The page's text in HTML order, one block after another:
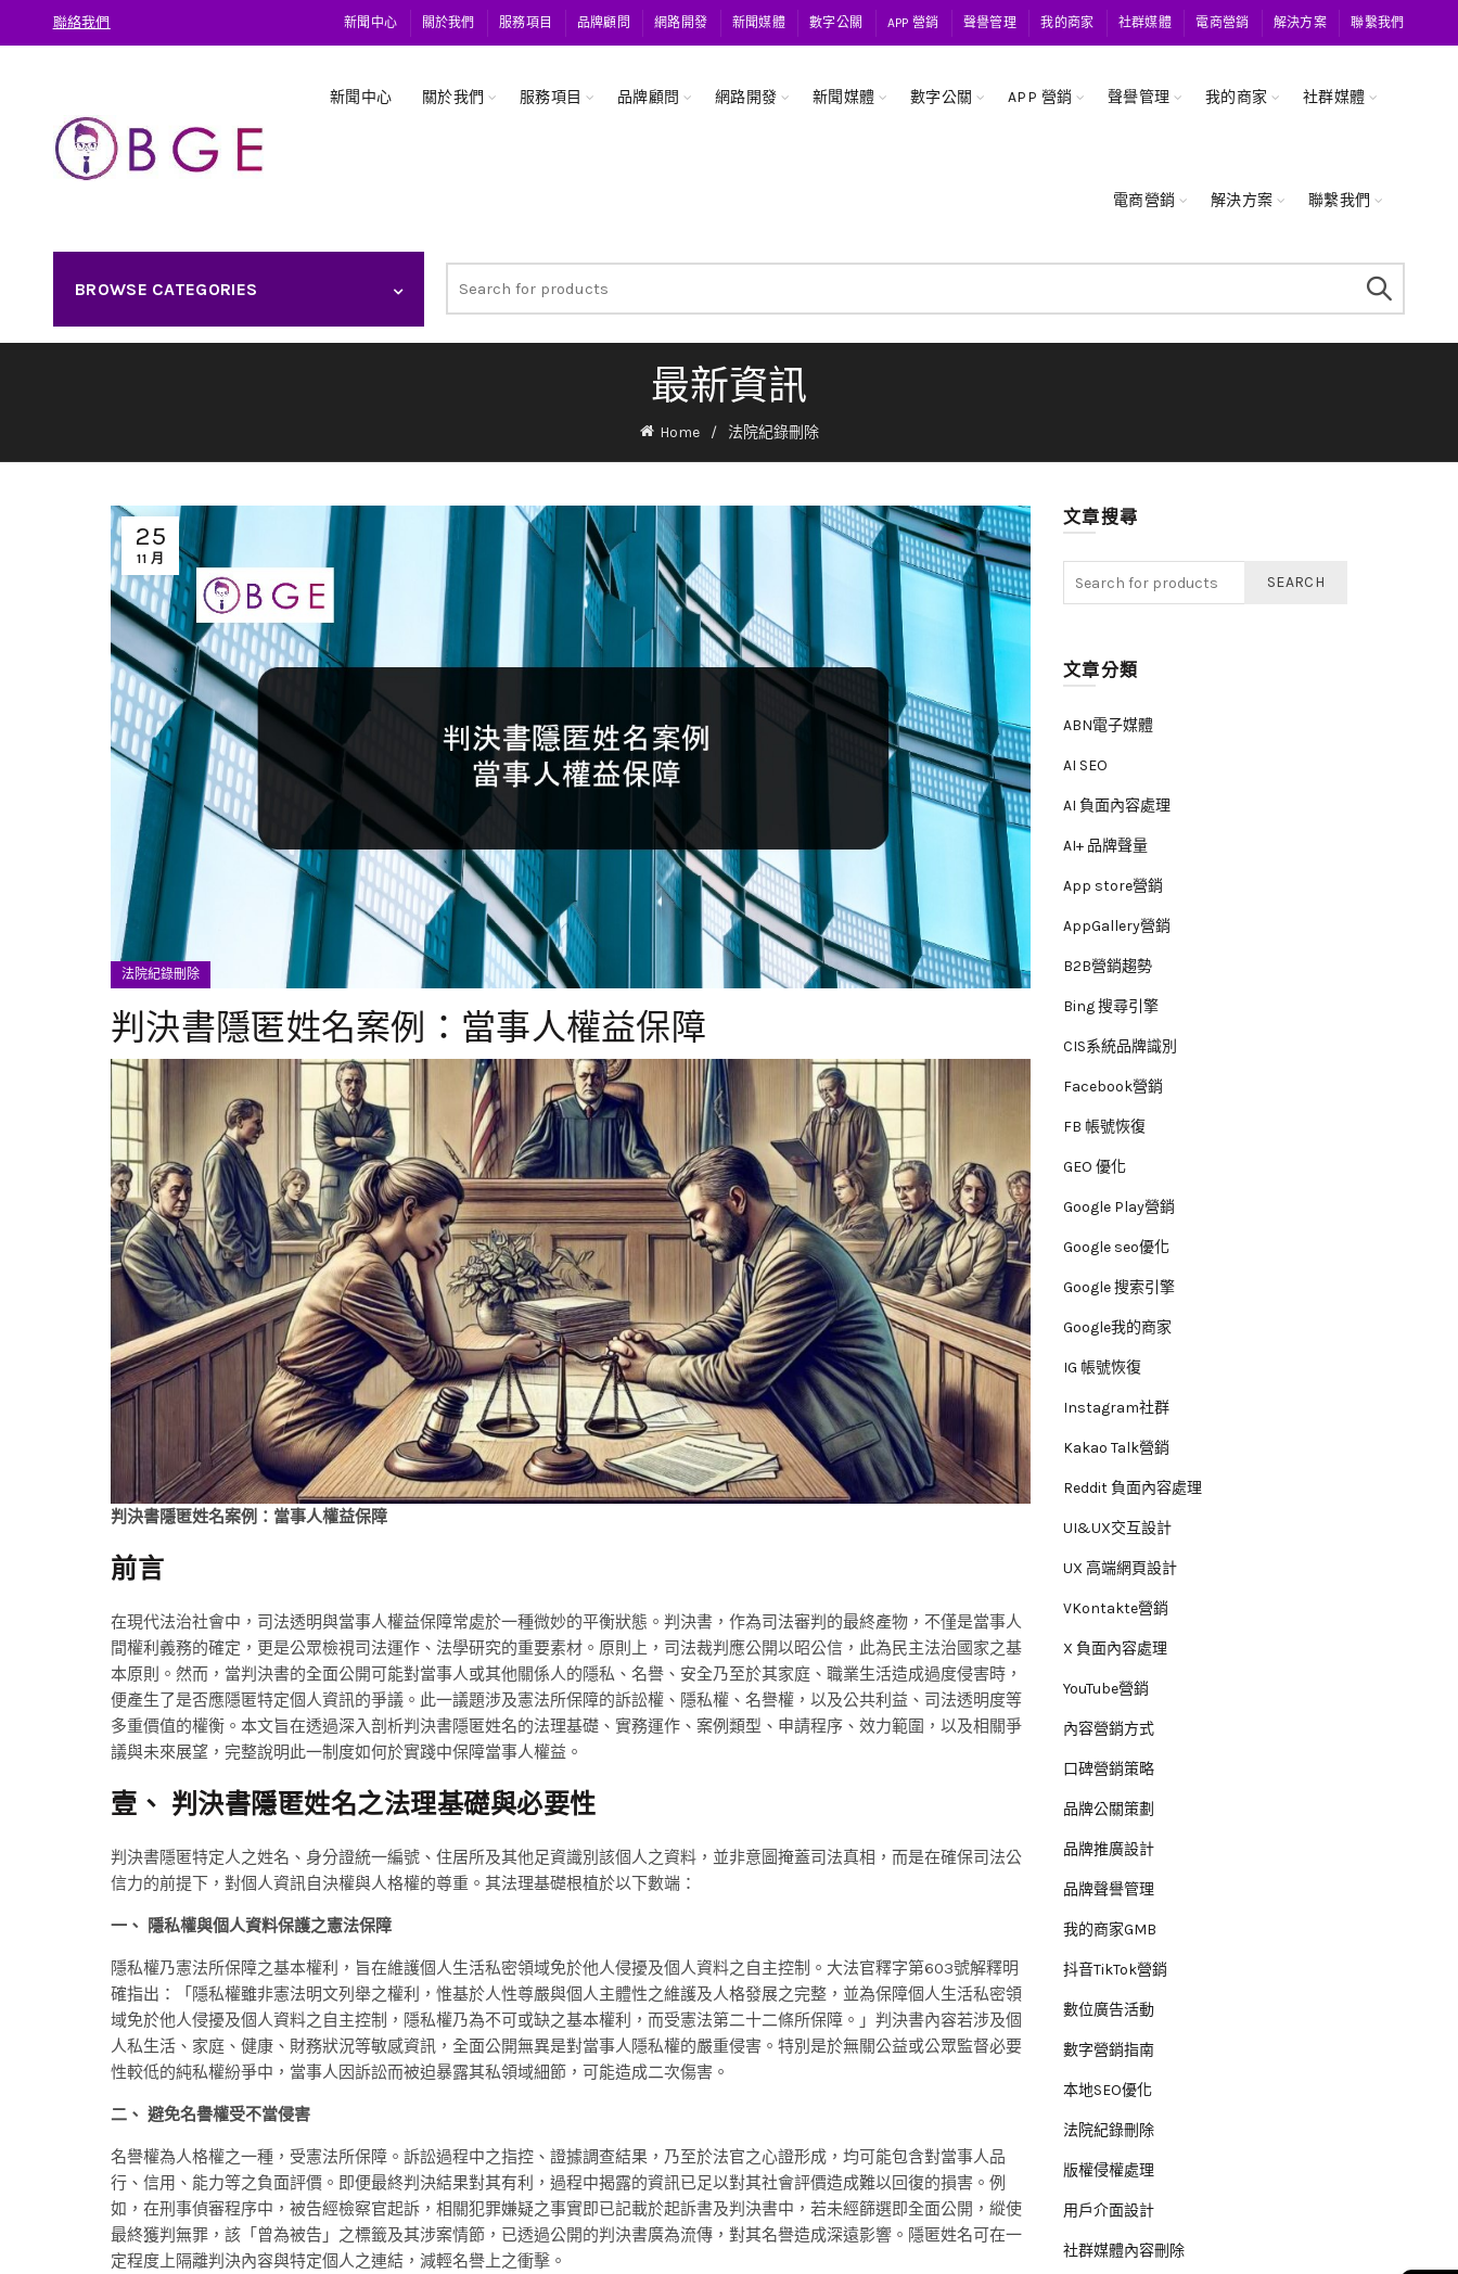
聯絡我們 新聞中心 關於我們 服務項目 品牌顧問 網路開發 新聞媒體 數字公關 APP 營銷 聲譽管理 我的商家 社群媒體 電商營銷 解決方案 聯繫我們
新聞中心 關於我們 服務項目 品牌顧問 網路開發 新聞媒體 數字公關 APP 營銷 聲譽管理 我的商家 社群媒體
電商營銷 解決方案 聯繫我們
BROWSE CATEGORIES
for:
最新資訊
Home 法院紀錄刪除
25
11 月
法院紀錄刪除
判決書隱匿姓名案例：當事人權益保障
判決書隱匿姓名案例：當事人權益保障
前言
在現代法治社會中，司法透明與當事人權益保障常處於一種微妙的平衡狀態。判決書，作為司法審判的最終產物，不僅是當事人
間權利義務的確定，更是公眾檢視司法運作、法學研究的重要素材。原則上，司法裁判應公開以昭公信，此為民主法治國家之基
本原則。然而，當判決書的全面公開可能對當事人或其他關係人的隱私、名譽、安全乃至於其家庭、職業生活造成過度侵害時，
便產生了是否應隱匿特定個人資訊的爭議。此一議題涉及憲法所保障的訴訟權、隱私權、名譽權，以及公共利益、司法透明度等
多重價值的權衡。本文旨在透過深入剖析判決書隱匿姓名的法理基礎、實務運作、案例類型、申請程序、效力範圍，以及相關爭
議與未來展望，完整說明此一制度如何於實踐中保障當事人權益。
壹、 判決書隱匿姓名之法理基礎與必要性
判決書隱匿特定人之姓名、身分證統一編號、住居所及其他足資識別該個人之資料，並非意圖掩蓋司法真相，而是在確保司法公
信力的前提下，對個人資訊自決權與人格權的尊重。其法理基礎根植於以下數端：
一、 隱私權與個人資料保護之憲法保障
隱私權乃憲法所保障之基本權利，旨在維護個人生活私密領域免於他人侵擾及個人資料之自主控制。大法官釋字第603號解釋明
確指出：「隱私權雖非憲法明文列舉之權利，惟基於人性尊嚴與個人主體性之維護及人格發展之完整，並為保障個人生活私密領
域免於他人侵擾及個人資料之自主控制，隱私權乃為不可或缺之基本權利，而受憲法第二十二條所保障。」判決書內容若涉及個
人私生活、家庭、健康、財務狀況等敏感資訊，全面公開無異是對當事人隱私權的嚴重侵害。特別是於無關公益或公眾監督必要
性較低的純私權紛爭中，當事人因訴訟而被迫暴露其私領域細節，可能造成二次傷害。
二、 避免名譽權受不當侵害
名譽權為人格權之一種，受憲法所保障。訴訟過程中之指控、證據調查結果，乃至於法官之心證形成，均可能包含對當事人品
行、信用、能力等之負面評價。即便最終判決結果對其有利，過程中揭露的資訊已足以對其社會評價造成難以回復的損害。例
如，在刑事偵審程序中，被告經檢察官起訴，相關犯罪嫌疑之事實即已記載於起訴書及判決書中，若未經篩選即全面公開，縱使
最終獲判無罪，該「曾為被告」之標籤及其涉案情節，已透過公開的判決書廣為流傳，對其名譽造成深遠影響。隱匿姓名可在一
定程度上隔離判決內容與特定個人之連結，減輕名譽上之衝擊。
文章搜尋
SEARCH
文章分類
ABN電子媒體
AI SEO
AI 負面內容處理
AI+ 品牌聲量
App store營銷
AppGallery營銷
B2B營銷趨勢
Bing 搜尋引擎
CIS系統品牌識別
Facebook營銷
FB 帳號恢復
GEO 優化
Google Play營銷
Google seo優化
Google 搜索引擎
Google我的商家
IG 帳號恢復
Instagram社群
Kakao Talk營銷
Reddit 負面內容處理
UI&UX交互設計
UX 高端網頁設計
VKontakte營銷
X 負面內容處理
YouTube營銷
內容營銷方式
口碑營銷策略
品牌公關策劃
品牌推廣設計
品牌聲譽管理
我的商家GMB
抖音TikTok營銷
數位廣告活動
數字營銷指南
本地SEO優化
法院紀錄刪除
版權侵權處理
用戶介面設計
社群媒體內容刪除